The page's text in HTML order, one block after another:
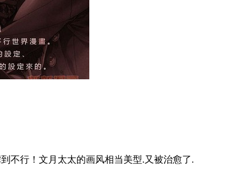
不行！文月太太的画风相当美型.又被治愈了.